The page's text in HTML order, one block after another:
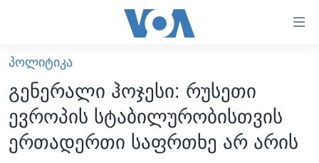
ხელმისაწვდომობისთვის
გადადით
მთავარზე
გადადით
მთავარ
ნავიგაციაზე
გადადით
ᲐᲮᲐᲚᲘ ᲐᲛᲑᲔᲑᲘ
ᲡᲐᲥᲐᲠᲗᲕᲔᲚᲝ
ᲐᲨᲨ
ᲞᲝᲚᲘᲢᲘᲙᲐ
გენერალი ჰოჯესი: რუსეთი
ევროპის სტაბილურობისთვის
ერთადერთი საფრთხე არ არის